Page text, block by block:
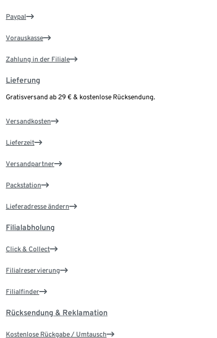
Paypal
Vorauskasse
Zahlung in der Filiale
Lieferung
Gratisversand ab 29 € & kostenlose Rücksendung.
Versandkosten
Lieferzeit
Versandpartner
Packstation
Lieferadresse ändern
Filialabholung
Click & Collect
Filialreservierung
Filialfinder
Rücksendung & Reklamation
Kostenlose Rückgabe / Umtausch